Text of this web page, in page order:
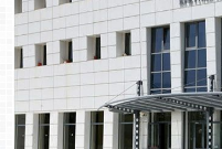
και
ΕΒΠ:
Αναλυτικός
Οδηγός
2025